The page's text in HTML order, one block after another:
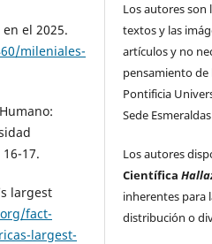
el 2025.
mileniales-
17.
largest
fact-
largest-
Los autores son
textos y las
artículos y no
pensamiento de
Pontificia
Sede
Los autores
Científica
inherentes para
distribución o